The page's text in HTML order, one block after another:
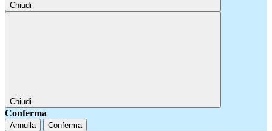
Chiudi
Chiudi
Conferma
Annulla Conferma